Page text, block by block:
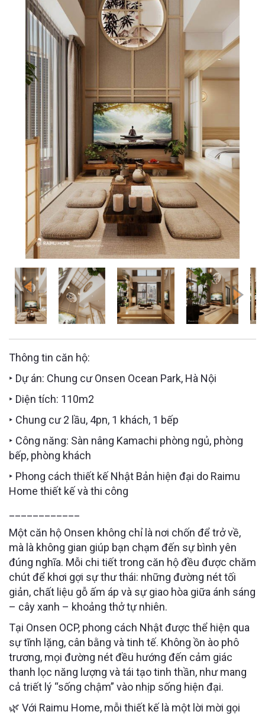
Thông tin căn hộ:
‣ Dự án: Chung cư Onsen Ocean Park, Hà Nội
‣ Diện tích: 110m2
‣ Chung cư 2 lầu, 4pn, 1 khách, 1 bếp
‣ Công năng: Sàn nâng Kamachi phòng ngủ, phòng
bếp, phòng khách
‣ Phong cách thiết kế Nhật Bản hiện đại do Raimu
Home thiết kế và thi công
Một căn hộ Onsen không chỉ là nơi chốn để trở về,
mà là không gian giúp bạn chạm đến sự bình yên
đúng nghĩa. Mỗi chi tiết trong căn hộ đều được chăm
chút để khơi gợi sự thư thái: những đường nét tối
giản, chất liệu gỗ ấm áp và sự giao hòa giữa ánh sáng
– cây xanh – khoảng thở tự nhiên.
Tại Onsen OCP, phong cách Nhật được thể hiện qua
sự tĩnh lặng, cân bằng và tinh tế. Không ồn ào phô
trương, mọi đường nét đều hướng đến cảm giác
thanh lọc năng lượng và tái tạo tinh thần, như mang
cả triết lý “sống chậm” vào nhịp sống hiện đại.
🌿 Với Raimu Home, mỗi thiết kế là một lời mời gọi